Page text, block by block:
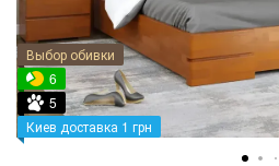
Выбор обивки
6
5
Киев доставка 1 грн